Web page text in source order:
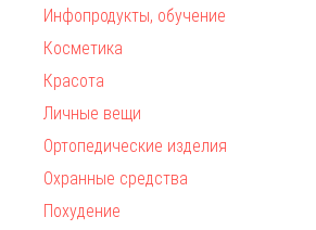
Инфопродукты, обучение
Косметика
Красота
Личные вещи
Ортопедические изделия
Охранные средства
Похудение